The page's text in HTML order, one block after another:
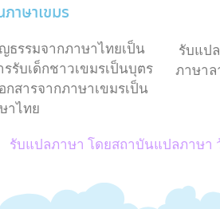
าษาเขมร
ธรรมจากภาษาไทยเป็น
รับเด็กชาวเขมรเป็นบุตร
สารจากภาษาเขมรเป็น
าไทย
รับแป
ภาษาล
รับแปลภาษา โดยสถาบันแปลภาษา